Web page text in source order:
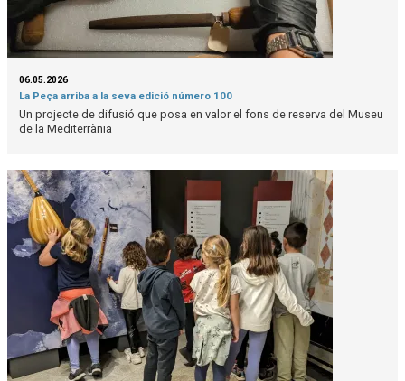
06.05.2026
La Peça arriba a la seva edició número 100
Un projecte de difusió que posa en valor el fons de reserva del Museu
de la Mediterrània